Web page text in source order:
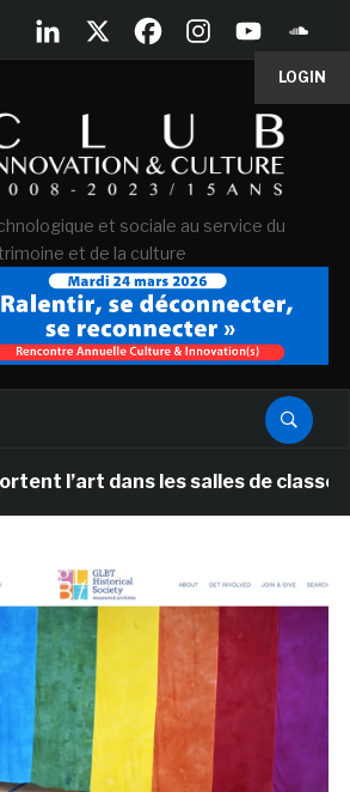
LOGIN
et sociale au service du
et de la culture
dans les salles de classe des